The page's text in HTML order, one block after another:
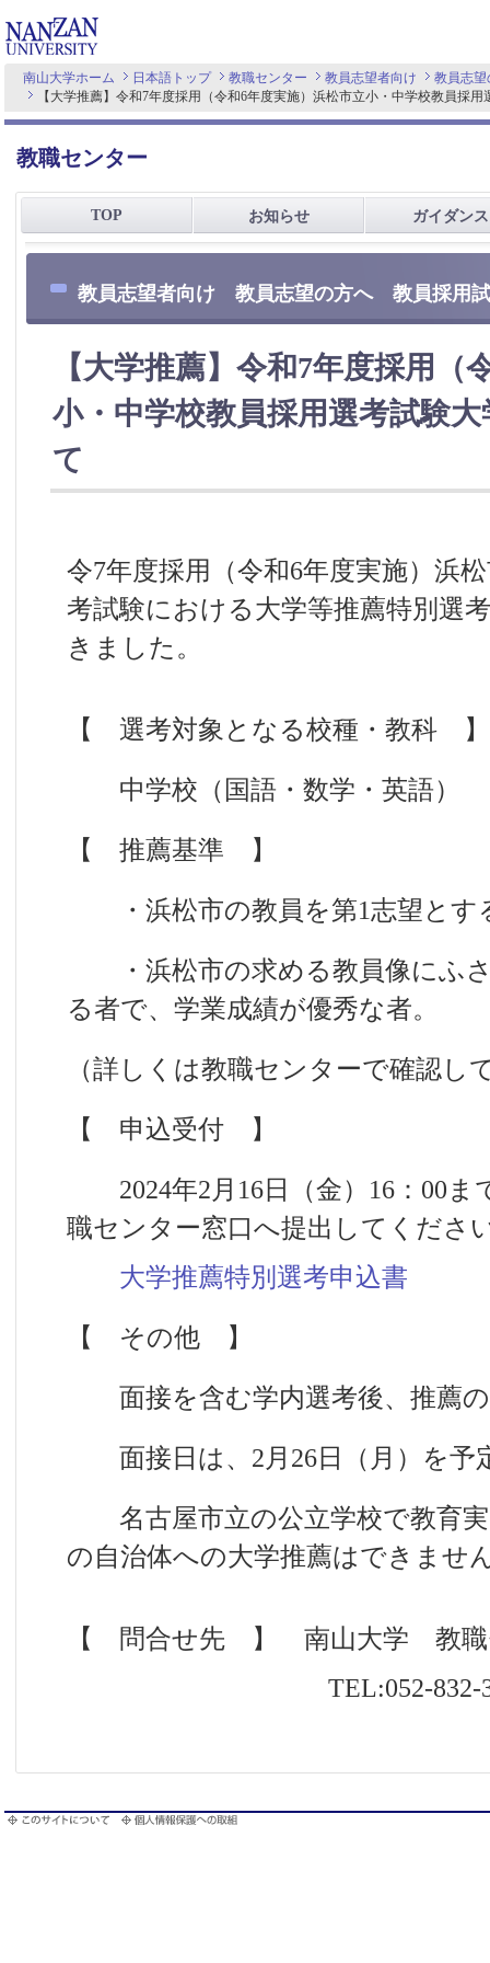
南山大学ホーム 日本語トップ 教職センター 教員志望者向け
教員志望
【大学推薦】令和7年度採用（令和6年度実施）浜松市立小・中学校教員採
教職センター
TOP お知らせ ガイダンス
教員志望者向け 教員志望の方へ 教員採用
【大学推薦】令和7年度採用（
小・中学校教員採用選考試験
て
令7年度採用（令和6年度実施）浜
考試験における大学等推薦特別選
きました。
【 選考対象となる校種・教科 】
中学校（国語・数学・英語）
【 推薦基準 】
・浜松市の教員を第1志望とす
・浜松市の求める教員像にふさ
る者で、学業成績が優秀な者。
（詳しくは教職センターで確認し
【 申込受付 】
2024年2月16日（金）16：00ま
職センター窓口へ提出してくださ
大学推薦特別選考申込書
【 その他 】
面接を含む学内選考後、推薦の
面接日は、2月26日（月）を予
名古屋市立の公立学校で教育実
の自治体への大学推薦はできませ
【 問合せ先 】 南山大学 教職
TEL:052-832-